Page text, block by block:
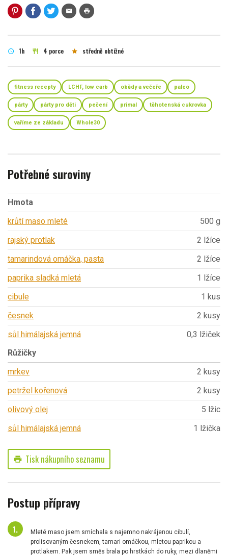
mail print
schedule 1h restaurant 4 porce star středně obtížné
fitness recepty LCHF, low carb obědy a večeře paleo
párty párty pro děti pečení primal těhotenská cukrovka
vaříme ze základu Whole30
Potřebné suroviny
Hmota
krůtí maso mleté
500 g
rajský protlak
2 lžíce
tamarindová omáčka, pasta
2 lžíce
paprika sladká mletá
1 lžíce
cibule
1 kus
česnek
2 kusy
sůl himálajská jemná
0,3 lžiček
Růžičky
mrkev
2 kusy
petržel kořenová
2 kusy
olivový olej
5 lžic
sůl himálajská jemná
1 lžička
print Tisk nákupního seznamu
Postup přípravy
Mleté maso jsem smíchala s najemno nakrájenou cibulí,
prolisovaným česnekem, tamari omáčkou, mletou paprikou a
protlakem. Pak jsem směs brala po hrstkách do ruky, mezi dlaněmi